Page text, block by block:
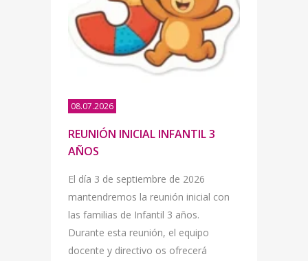
08.07.2026
REUNIÓN INICIAL INFANTIL 3
AÑOS
El día 3 de septiembre de 2026
mantendremos la reunión inicial con
las familias de Infantil 3 años.
Durante esta reunión, el equipo
docente y directivo os ofrecerá